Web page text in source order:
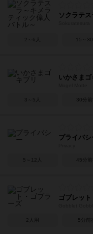
ソクラテ
2～6人 15～30
いかさまゴ
3～5人 30分前
プライバシ
5～12人 45分前
ゴブレッ
2人用 5分前後